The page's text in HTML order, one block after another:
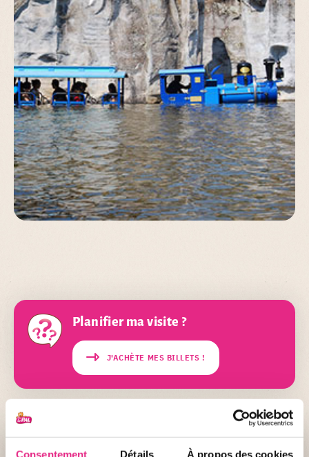
Consentement Détails À propos des cookies
Planifier ma visite ?
J'ACHÈTE MES BILLETS !